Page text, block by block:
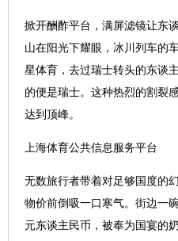
掀开酬酢平台，满屏滤镜让东
山在阳光下耀眼，冰川列车的
星体育，去过瑞士转头的东谈
的便是瑞士。这种热烈的割裂
达到顶峰。
上海体育公共信息服务平台
无数旅行者带着对足够国度的
物价前倒吸一口寒气。街边一
元东谈主民币，被奉为国宴的